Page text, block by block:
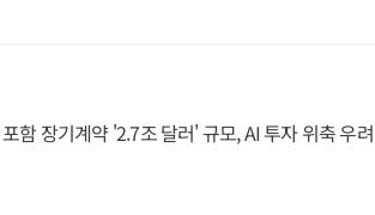
함 장기계약 '2.7조 달러' 규모, AI 투자 위축 우려